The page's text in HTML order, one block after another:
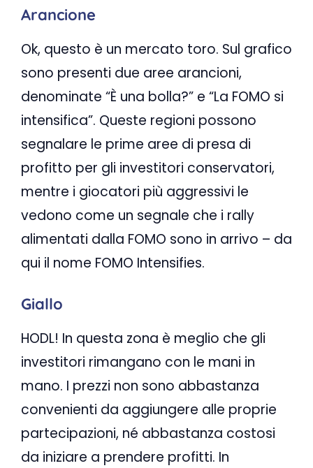
Arancione
Ok, questo è un mercato toro. Sul grafico
sono presenti due aree arancioni,
denominate “È una bolla?” e “La FOMO si
intensifica”. Queste regioni possono
segnalare le prime aree di presa di
profitto per gli investitori conservatori,
mentre i giocatori più aggressivi le
vedono come un segnale che i rally
alimentati dalla FOMO sono in arrivo – da
qui il nome FOMO Intensifies.
Giallo
HODL! In questa zona è meglio che gli
investitori rimangano con le mani in
mano. I prezzi non sono abbastanza
convenienti da aggiungere alle proprie
partecipazioni, né abbastanza costosi
da iniziare a prendere profitti. In